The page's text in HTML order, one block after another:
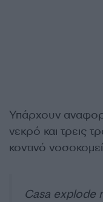
Υπάρχουν
νεκρό και τρεις
κοντινό
Casa explode